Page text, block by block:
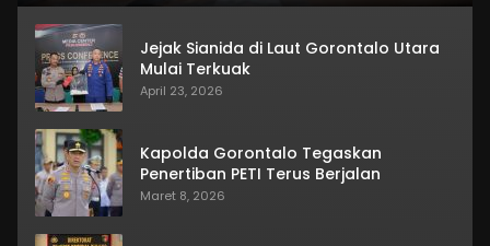
Jejak Sianida di Laut Gorontalo Utara
Mulai Terkuak
April 23, 2026
Kapolda Gorontalo Tegaskan
Penertiban PETI Terus Berjalan
Maret 8, 2026